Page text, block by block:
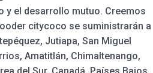
y el desarrollo mutuo. Creemos
citycoco se suministrarán a
Jutiapa, San Miguel
Amatitlán, Chimaltenango,
del Sur, Canadá, Países Bajos.